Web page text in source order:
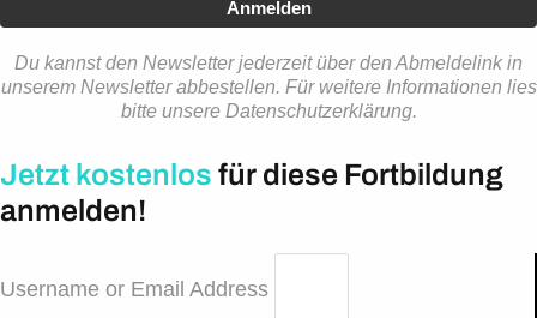
Anmelden
Du kannst den Newsletter jederzeit über den Abmeldelink in
unserem Newsletter abbestellen. Für weitere Informationen lies
bitte unsere Datenschutzerklärung.
Jetzt kostenlos für diese Fortbildung
anmelden!
Username or Email Address